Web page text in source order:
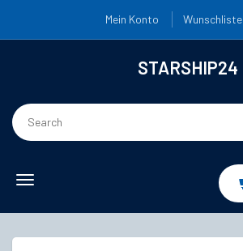
Mein Konto Wunschliste
STARSHIP24
Toggle